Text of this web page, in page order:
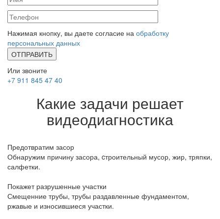
Нажимая кнопку, вы даете согласие на обработку
персональных данных
Или звоните
+7 911 845 47 40
Какие задачи решает
видеодиагностика
Предотвратим засор
Обнаружим причину засора, cтроительный мусор, жир, тряпки,
салфетки.
Покажет разрушенные участки
Смещенние трубы, трубы раздавленные фундаментом,
ржавые и износившиеся участки.